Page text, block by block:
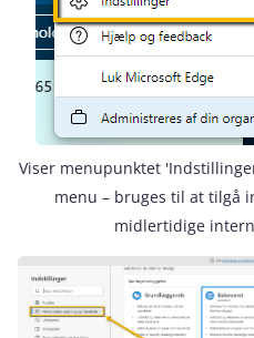
Viser menupunktet
menu – bruges til at tilgå
midlertidige